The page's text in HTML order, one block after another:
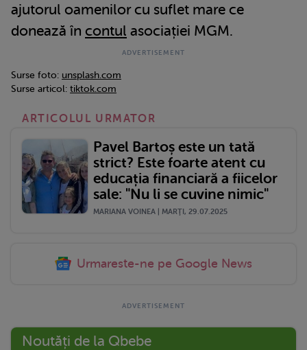
ajutorul oamenilor cu suflet mare ce
donează în contul asociației MGM.
Surse foto: unsplash.com
Surse articol: tiktok.com
ARTICOLUL URMATOR
Pavel Bartoș este un tată
strict? Este foarte atent cu
educația financiară a fiicelor
sale: "Nu li se cuvine nimic"
MARIANA VOINEA | MARŢI, 29.07.2025
Urmareste-ne pe Google News
Noutăți de la Qbebe